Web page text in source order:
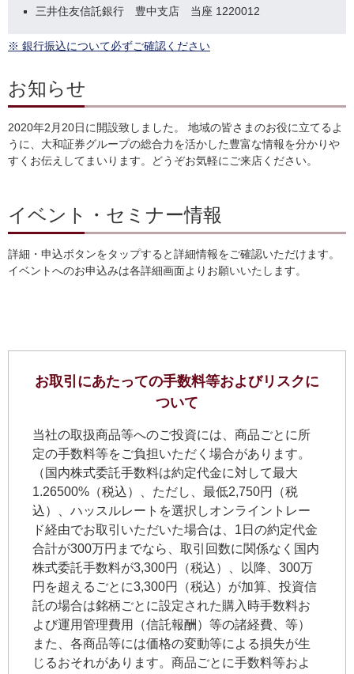
三井住友信託銀行 豊中支店 当座 1220012
※ 銀行振込について必ずご確認ください
お知らせ
2020年2月20日に開設致しました。 地域の皆さまのお役に立てるよ
うに、大和証券グループの総合力を活かした豊富な情報を分かりや
すくお伝えしてまいります。どうぞお気軽にご来店ください。
イベント・セミナー情報
詳細・申込ボタンをタップすると詳細情報をご確認いただけます。
イベントへのお申込みは各詳細画面よりお願いいたします。
お取引にあたっての手数料等およびリスクに
ついて
当社の取扱商品等へのご投資には、商品ごとに所
定の手数料等をご負担いただく場合があります。
（国内株式委託手数料は約定代金に対して最大
1.26500%（税込）、ただし、最低2,750円（税
込）、ハッスルレートを選択しオンライントレー
ド経由でお取引いただいた場合は、1日の約定代金
合計が300万円までなら、取引回数に関係なく国内
株式委託手数料が3,300円（税込）、以降、300万
円を超えるごとに3,300円（税込）が加算、投資信
託の場合は銘柄ごとに設定された購入時手数料お
よび運用管理費用（信託報酬）等の諸経費、等）
また、各商品等には価格の変動等による損失が生
じるおそれがあります。商品ごとに手数料等およ